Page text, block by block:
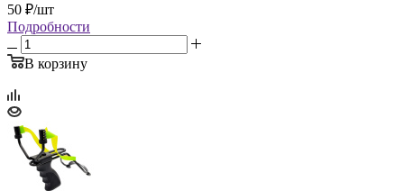
50 ₽/шт
Подробности
В корзину